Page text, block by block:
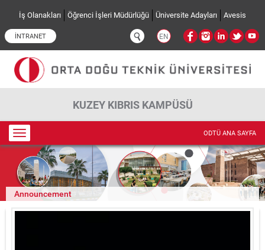
İş Olanakları Öğrenci İşleri Müdürlüğü Üniversite Adayları Avesis
İNTRANET EN
KUZEY KIBRIS KAMPÜSÜ
Toggle
navigation
ODTÜ ANA SAYFA
Announcement